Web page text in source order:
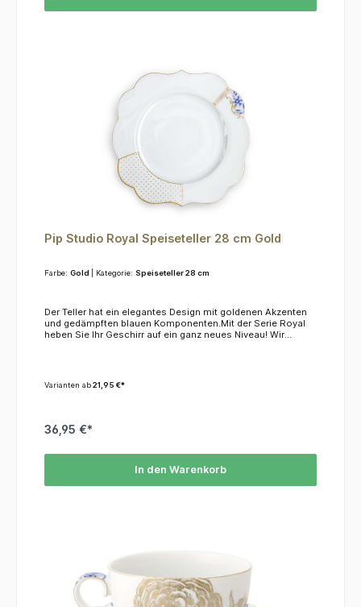
Pip Studio Royal Speiseteller 28 cm Gold
Farbe: Gold | Kategorie: Speiseteller 28 cm
Der Teller hat ein elegantes Design mit goldenen Akzenten
und gedämpften blauen Komponenten.Mit der Serie Royal
heben Sie Ihr Geschirr auf ein ganz neues Niveau! Wir
Varianten ab21,95 €*
36,95 €*
In den Warenkorb